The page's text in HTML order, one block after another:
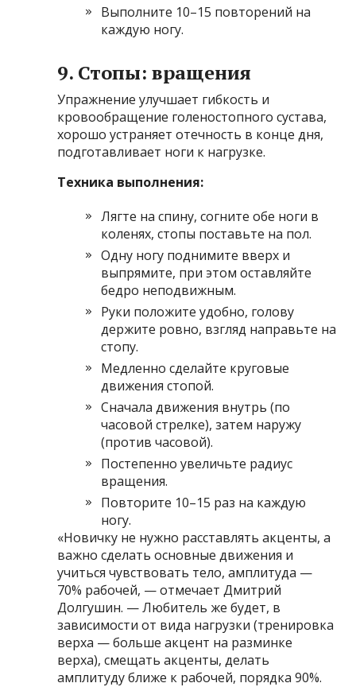
Выполните 10–15 повторений на
каждую ногу.
9. Стопы: вращения
Упражнение улучшает гибкость и
кровообращение голеностопного сустава,
хорошо устраняет отечность в конце дня,
подготавливает ноги к нагрузке.
Техника выполнения:
Лягте на спину, согните обе ноги в
коленях, стопы поставьте на пол.
Одну ногу поднимите вверх и
выпрямите, при этом оставляйте
бедро неподвижным.
Руки положите удобно, голову
держите ровно, взгляд направьте на
стопу.
Медленно сделайте круговые
движения стопой.
Сначала движения внутрь (по
часовой стрелке), затем наружу
(против часовой).
Постепенно увеличьте радиус
вращения.
Повторите 10–15 раз на каждую
ногу.
«Новичку не нужно расставлять акценты, а
важно сделать основные движения и
учиться чувствовать тело, амплитуда —
70% рабочей, — отмечает Дмитрий
Долгушин. — Любитель же будет, в
зависимости от вида нагрузки (тренировка
верха — больше акцент на разминке
верха), смещать акценты, делать
амплитуду ближе к рабочей, порядка 90%.